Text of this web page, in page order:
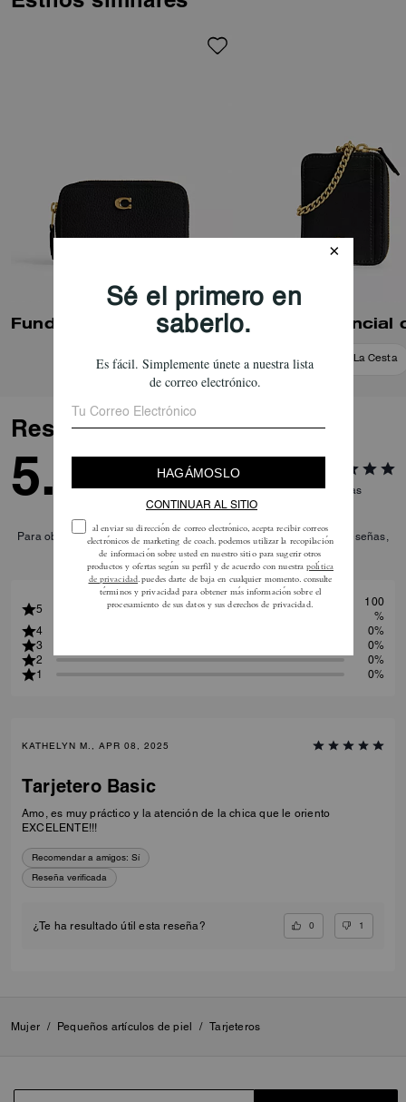
Funda Pequeña Esencial Para Tarjetas Con Cremallera
Añadir A La Cesta Añadir A La Cesta
Reseñas
5.0 1 Reseñas
Para obtener más información sobre cómo verificamos nuestras reseñas,
lee másaquí.
5
100
%
4
0%
3
0%
2
0%
1
0%
KATHELYN M., APR 08, 2025
Tarjetero Basic
Amo, es muy práctico y la atención de la chica que le oriento
EXCELENTE!!!
Recomendar a amigos: Sí
Reseña verificada
¿Te ha resultado útil esta reseña? 0 1
Mujer / Pequeños artículos de piel / Tarjeteros